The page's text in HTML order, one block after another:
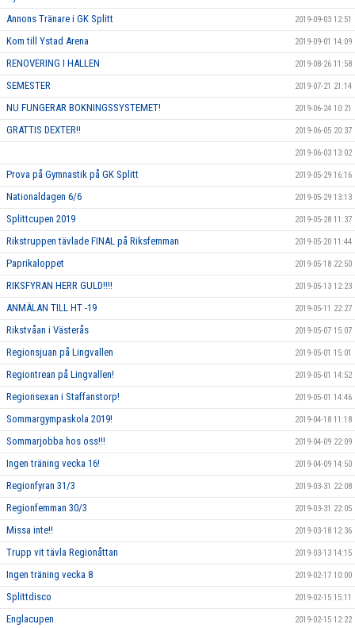
Annons Tränare i GK Splitt 2019-09-03 12:51
Kom till Ystad Arena 2019-09-01 14:09
RENOVERING I HALLEN 2019-08-26 11:58
SEMESTER 2019-07-21 21:14
NU FUNGERAR BOKNINGSSYSTEMET! 2019-06-24 10:21
GRATTIS DEXTER!! 2019-06-05 20:37
2019-06-03 13:02
Prova på Gymnastik på GK Splitt 2019-05-29 16:16
Nationaldagen 6/6 2019-05-29 13:13
Splittcupen 2019 2019-05-28 11:37
Rikstruppen tävlade FINAL på Riksfemman 2019-05-20 11:44
Paprikaloppet 2019-05-18 22:50
RIKSFYRAN HERR GULD!!!! 2019-05-13 12:23
ANMÄLAN TILL HT -19 2019-05-11 22:27
Rikstvåan i Västerås 2019-05-07 15:07
Regionsjuan på Lingvallen 2019-05-01 15:01
Regiontrean på Lingvallen! 2019-05-01 14:52
Regionsexan i Staffanstorp! 2019-05-01 14:46
Sommargympaskola 2019! 2019-04-18 11:18
Sommarjobba hos oss!!! 2019-04-09 22:09
Ingen träning vecka 16! 2019-04-09 14:50
Regionfyran 31/3 2019-03-31 22:08
Regionfemman 30/3 2019-03-31 22:05
Missa inte!! 2019-03-18 12:36
Trupp vit tävla Regionåttan 2019-03-13 14:15
Ingen träning vecka 8 2019-02-17 10:00
Splittdisco 2019-02-15 15:11
Englacupen 2019-02-15 12:22